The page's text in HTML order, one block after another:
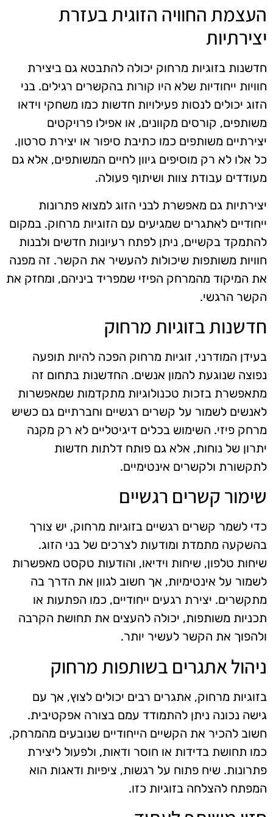
העצמת החוויה הזוגית בעזרת
יצירתיות
חדשנות בזוגיות מרחוק יכולה להתבטא גם ביצירת
חוויות ייחודיות שלא היו קורות בהקשרים רגילים. בני
הזוג יכולים לנסות פעילויות חדשות כמו משחקי וידאו
משותפים, קורסים מקוונים, או אפילו פרויקטים
יצירתיים משותפים כמו כתיבת סיפור או יצירת סרטון.
כל אלו לא רק מוסיפים גיוון לחיים המשותפים, אלא גם
מעודדים עבודת צוות ושיתוף פעולה.
יצירתיות גם מאפשרת לבני הזוג למצוא פתרונות
ייחודיים לאתגרים שמגיעים עם הזוגיות מרחוק. במקום
להתמקד בקשיים, ניתן לפתח רעיונות חדשים ולבנות
חוויות משותפות שיכולות להעשיר את הקשר. זה מפנה
את המיקוד מהמרחק הפיזי שמפריד ביניהם, ומחזק את
הקשר הרגשי.
חדשנות בזוגיות מרחוק
בעידן המודרני, זוגיות מרחוק הפכה להיות תופעה
נפוצה שנוגעת להמון אנשים. החדשנות בתחום זה
מתאפשרת בזכות טכנולוגיות מתקדמות שמאפשרות
לאנשים לשמור על קשרים רגשיים וחברתיים גם כשיש
מרחק פיזי. השימוש בכלים דיגיטליים לא רק מקנה
יתרון של נוחות, אלא גם פותח דלתות חדשות
לתקשורת ולקשרים אינטימיים.
שימור קשרים רגשיים
כדי לשמר קשרים רגשיים בזוגיות מרחוק, יש צורך
בהשקעה מתמדת ומודעות לצרכים של בני הזוג.
שיחות טלפון, שיחות וידיאו, והודעות טקסט מאפשרות
לשמור על אינטימיות, אך חשוב לגוון את הדרך בה
מתקשרים. יצירת רגעים ייחודיים, כמו הפתעות או
תכניות משותפות, יכולה להעצים את תחושת הקרבה
ולהפוך את הקשר לעשיר יותר.
ניהול אתגרים בשותפות מרחוק
בזוגיות מרחוק, אתגרים רבים יכולים לצוץ, אך עם
גישה נכונה ניתן להתמודד עמם בצורה אפקטיבית.
חשוב להכיר את הקשיים הייחודיים שנובעים מהמרחק,
כמו תחושת בדידות או חוסר ודאות, ולפעול ליצירת
פתרונות. שיח פתוח על רגשות, ציפיות ודאגות הוא
המפתח להצלחה בזוגיות כזו.